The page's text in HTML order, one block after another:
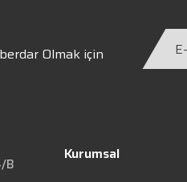
Olmak için
B
Kurumsal